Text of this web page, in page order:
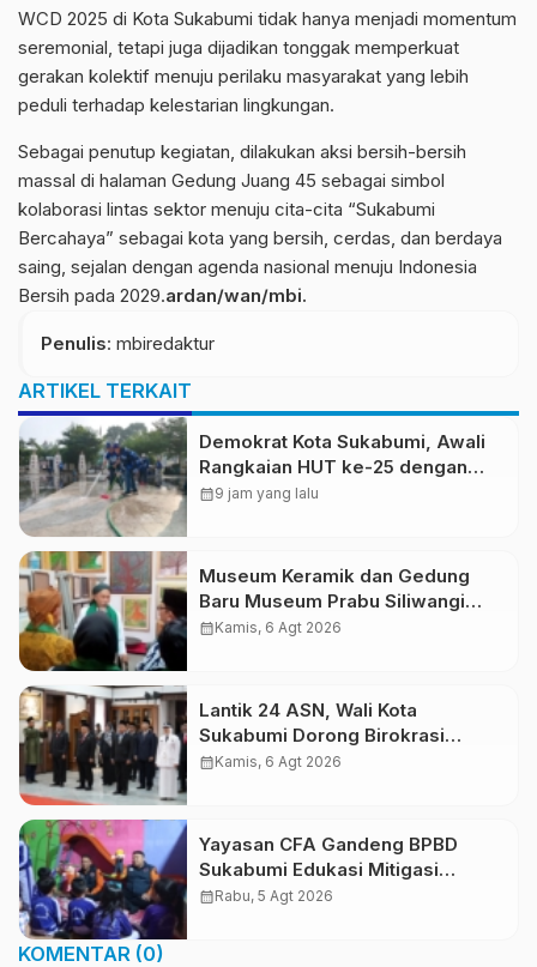
WCD 2025 di Kota Sukabumi tidak hanya menjadi momentum
seremonial, tetapi juga dijadikan tonggak memperkuat
gerakan kolektif menuju perilaku masyarakat yang lebih
peduli terhadap kelestarian lingkungan.
Sebagai penutup kegiatan, dilakukan aksi bersih-bersih
massal di halaman Gedung Juang 45 sebagai simbol
kolaborasi lintas sektor menuju cita-cita “Sukabumi
Bercahaya” sebagai kota yang bersih, cerdas, dan berdaya
saing, sejalan dengan agenda nasional menuju Indonesia
Bersih pada 2029.ardan/wan/mbi.
Penulis: mbiredaktur
ARTIKEL TERKAIT
Demokrat Kota Sukabumi, Awali
Rangkaian HUT ke-25 dengan
Aksi Bersih Masjid Agung dan
calendar_month9 jam yang lalu
Museum Keramik dan Gedung
Baru Museum Prabu Siliwangi
Diresmikan, Ponpes Al-Fath
calendar_monthKamis, 6 Agt 2026
Lantik 24 ASN, Wali Kota
Sukabumi Dorong Birokrasi
Profesional dan Adaptif
calendar_monthKamis, 6 Agt 2026
Yayasan CFA Gandeng BPBD
Sukabumi Edukasi Mitigasi
Bencana untuk Anak Usia Dini
calendar_monthRabu, 5 Agt 2026
KOMENTAR (0)